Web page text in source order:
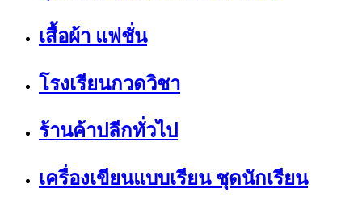
เสื้อผ้า แฟชั่น
โรงเรียนกวดวิชา
ร้านค้าปลีกทั่วไป
เครื่องเขียนแบบเรียน ชุดนักเรียน